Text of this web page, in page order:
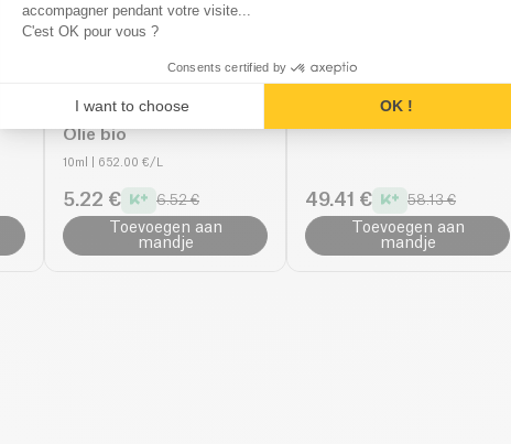
Pepermunt Essentiële
Olie bio
10ml | 652.00 €/L
5.22 € 6.52 €
Toevoegen aan
mandje
Bioflore
vernevelingsdiffuse
49.41 € 58.13 €
Toevoegen aan
mandje
accompagner pendant votre visite...
C'est OK pour vous ?
Consents certified by
I want to choose OK !